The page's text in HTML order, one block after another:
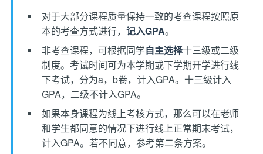
对于大部分课程质量保持一致的考查课程按照原
本的考查方式进行， 记入GPA。
非考查课程，可根据同学自主选择十三级或二级
制度。考试时间可为本学期或下学期开学进行线
下考试，分为a，b卷，计入GPA。十三级计入
GPA，二级不计入GPA。
如果本身课程为线上考核方式，那么可以在老师
和学生都同意的情况下进行线上正常期末考试，
计入GPA。若不同意，参考第二条方案。